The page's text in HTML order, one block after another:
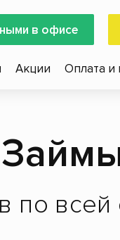
в офисе
Акции Оплата и
по всей